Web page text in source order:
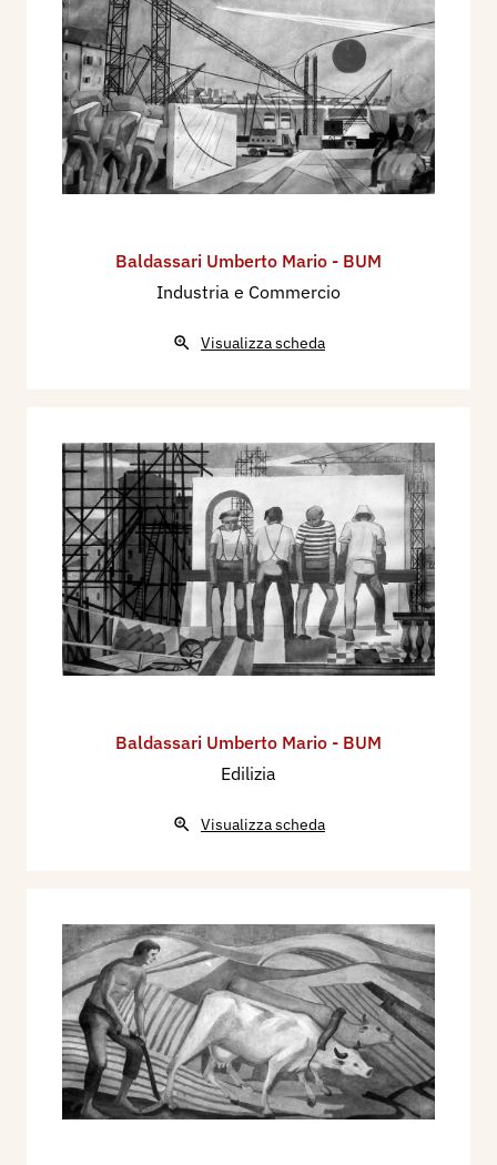
Baldassari Umberto Mario - BUM
Industria e Commercio
Visualizza scheda
Baldassari Umberto Mario - BUM
Edilizia
Visualizza scheda